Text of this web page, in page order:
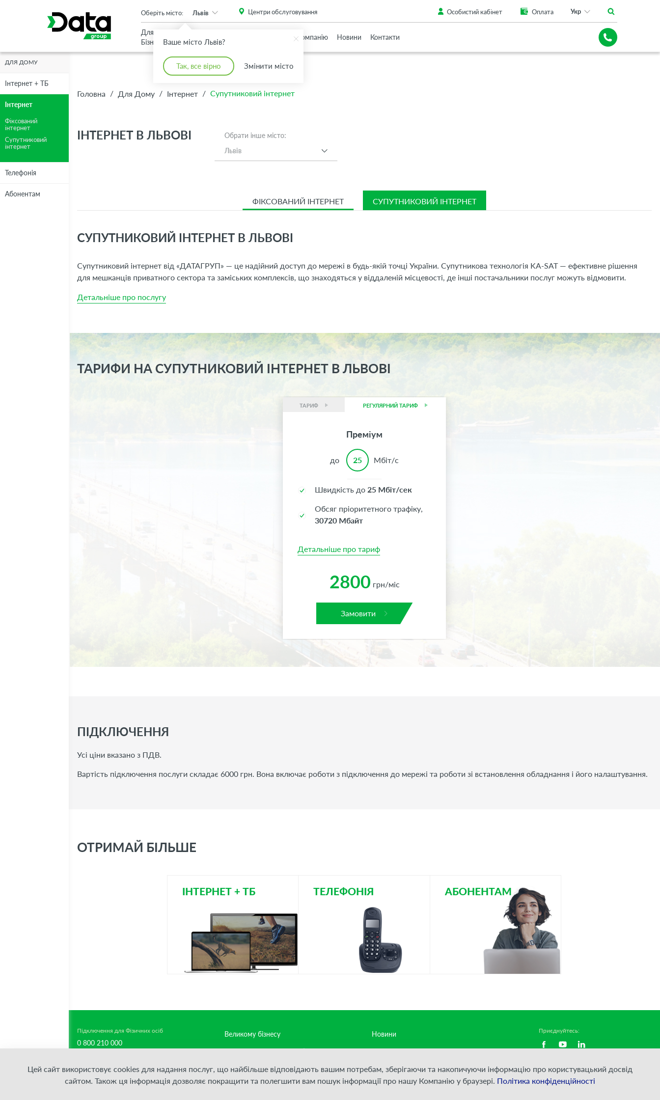
Ваше місто Львів?
Так, все вірно Змінити місто
Оберіть місто: Львів Центри обслуговування Особистий кабінет Оплата Укр
Для
Бізнесу
Дому
Про Компанію Новини Контакти
ДЛЯ ДОМУ
Інтернет + ТБ
Інтернет
Фіксований
інтернет
Супутниковий
інтернет
Телефонія
Абонентам
Супутниковий
Інтернет
Головна / Для Дому / Інтернет / Супутниковий інтернет
ІНТЕРНЕТ В ЛЬВОВІ
Обрати інше місто:
Львів
ФІКСОВАНИЙ ІНТЕРНЕТ СУПУТНИКОВИЙ ІНТЕРНЕТ
СУПУТНИКОВИЙ ІНТЕРНЕТ В ЛЬВОВІ
Супутниковий інтернет від «ДАТАГРУП» — це надійний доступ до мережі в будь-якій точці України. Супутникова технологія KA-SAT — ефективне рішення
для мешканців приватного сектора та заміських комплексів, що знаходяться у віддаленій місцевості, де інші постачальники послуг можуть відмовити.
Детальніше про послугу
ТАРИФИ НА СУПУТНИКОВИЙ ІНТЕРНЕТ В ЛЬВОВІ
ТАРИФ РЕГУЛЯРНИЙ ТАРИФ
Преміум
до 25 Мбіт/с
Швидкість до 25 Мбіт/сек
Обсяг пріоритетного трафіку,
30720 Мбайт
Детальніше про тариф
2800 грн/міс
Замовити
ПІДКЛЮЧЕННЯ
Усі ціни вказано з ПДВ.
Вартiсть пiдключення послуги складає 6000 грн. Вона включає роботи з підключення до мережі та роботи зі встановлення обладнання і його налаштування.
ОТРИМАЙ БІЛЬШЕ
ІНТЕРНЕТ + ТБ ТЕЛЕФОНІЯ АБОНЕНТАМ
Підключення для Фізичних осіб
0 800 210 000
Підтримка для Фізичних осіб
0 800 210 000
Великому бізнесу
Постачальникам послуг зв'язку
Для Дому
Новини
Політика конфіденційності
Умови надання послуг
Приєднуйтесь:
Цей сайт використовує cookies для надання послуг, що найбільше відповідають вашим потребам, зберігаючи та накопичуючи інформацію про користувацький досвід
сайтом. Також ця інформація дозволяє покращити та полегшити вам пошук інформації про нашу Компанію у браузері. Політика конфіденційності
An important update (Chrome 143) is available for your browser. Please install this critical browser update